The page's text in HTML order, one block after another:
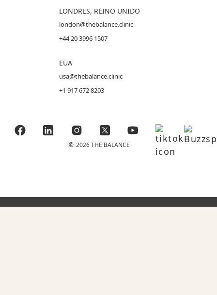
LONDRES, REINO UNIDO
london@thebalance.clinic
+44 20 3996 1507
EUA
usa@thebalance.clinic
+1 917 672 8203
© 2026 THE BALANCE